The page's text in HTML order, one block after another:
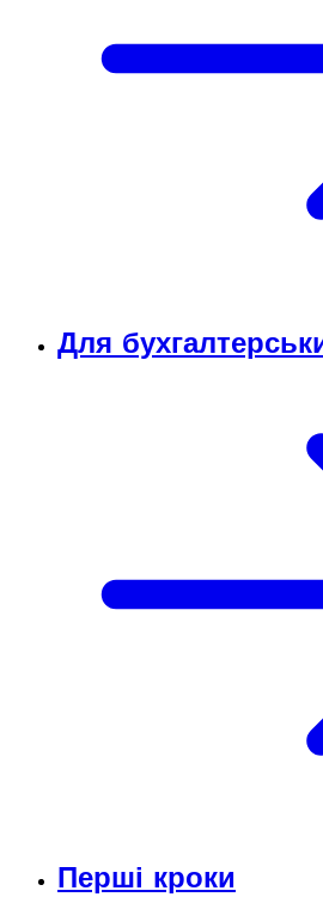
Для
Перші кроки